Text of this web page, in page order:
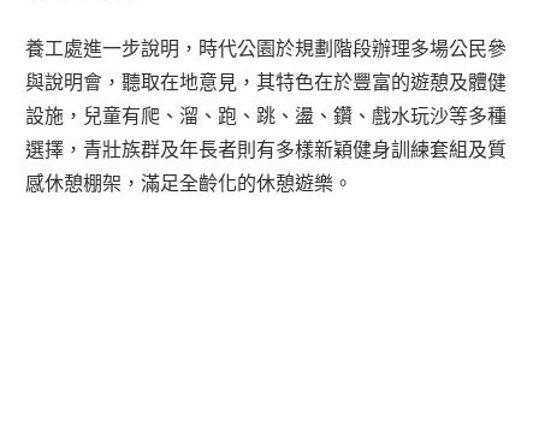
養工處進一步說明，時代公園於規劃階段辦理多場公民參
與說明會，聽取在地意見，其特色在於豐富的遊憩及體健
設施，兒童有爬、溜、跑、跳、盪、鑽、戲水玩沙等多種
選擇，青壯族群及年長者則有多樣新穎健身訓練套組及質
感休憩棚架，滿足全齡化的休憩遊樂。